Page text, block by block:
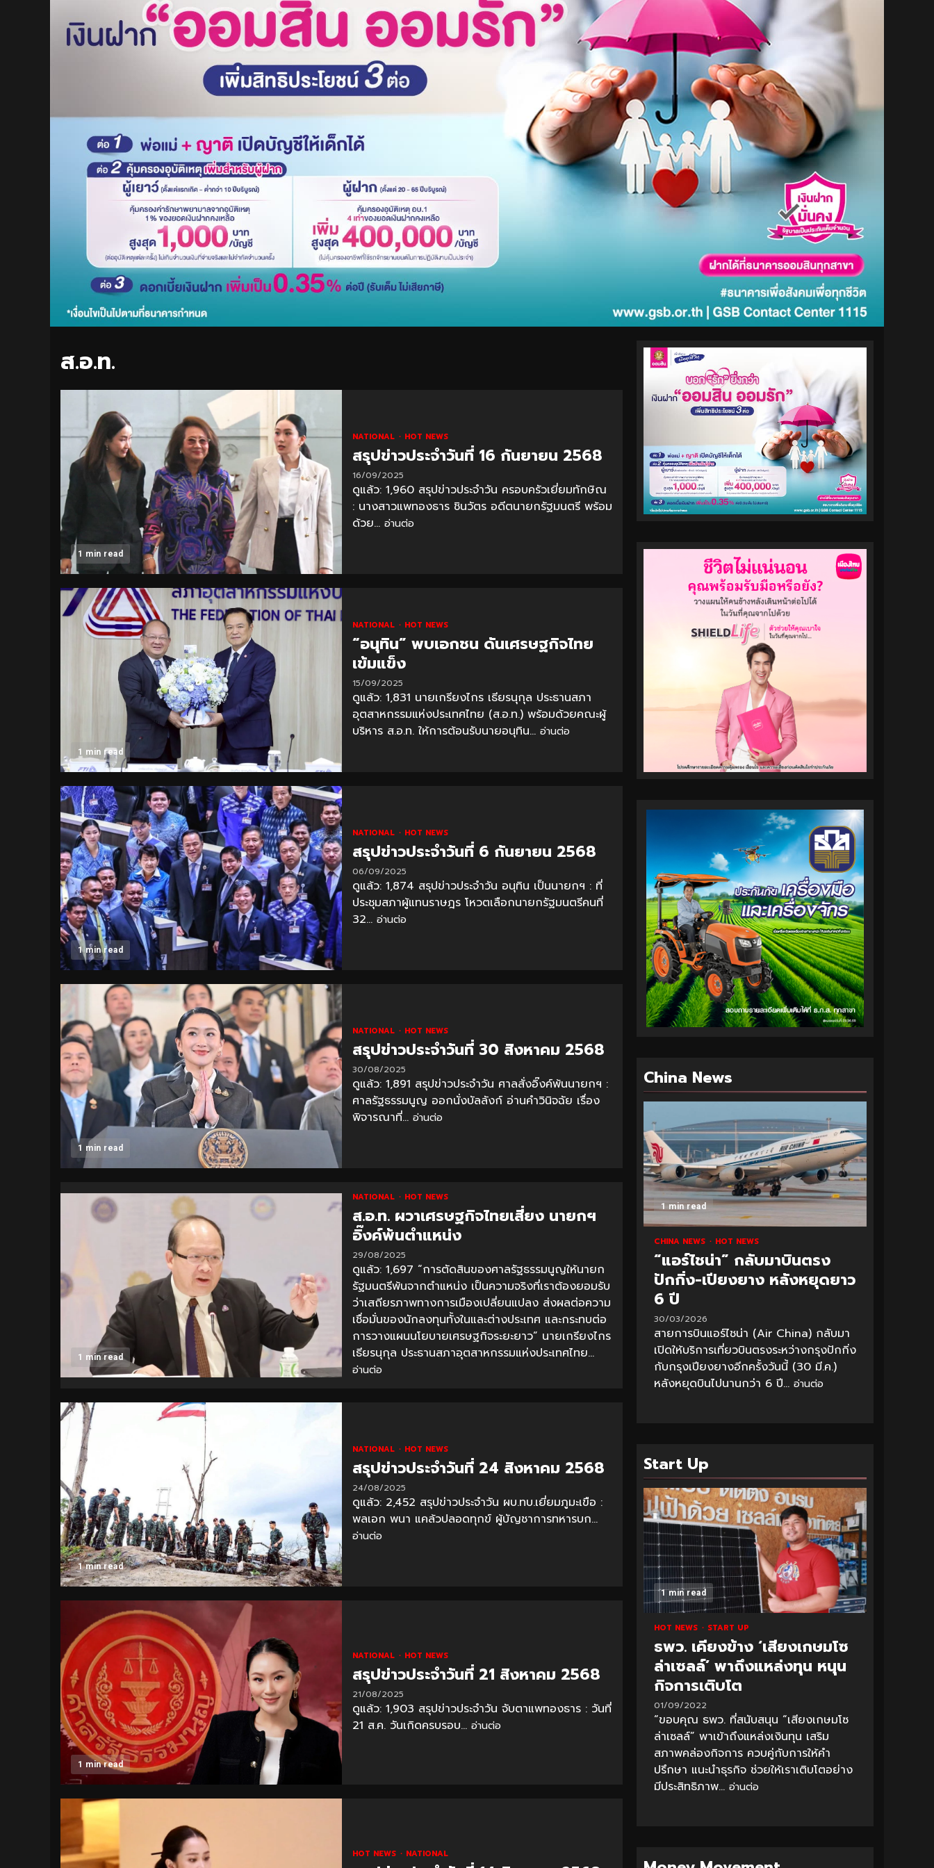
ส.อ.ท.
1 min read
NATIONAL HOT NEWS
สรุปข่าวประจำวันที่ 16 กันยายน 2568
16/09/2025
ดูแล้ว: 1,960 สรุปข่าวประจำวัน ครอบครัวเยี่ยมทักษิณ
: นางสาวแพทองธาร ชินวัตร อดีตนายกรัฐมนตรี พร้อม
ด้วย... อ่านต่อ
1 min read
NATIONAL HOT NEWS
“อนุทิน” พบเอกชน ดันเศรษฐกิจไทย
เข้มแข็ง
15/09/2025
ดูแล้ว: 1,831 นายเกรียงไกร เธียรนุกุล ประธานสภา
อุตสาหกรรมแห่งประเทศไทย (ส.อ.ท.) พร้อมด้วยคณะผู้
บริหาร ส.อ.ท. ให้การต้อนรับนายอนุทิน... อ่านต่อ
1 min read
NATIONAL HOT NEWS
สรุปข่าวประจำวันที่ 6 กันยายน 2568
06/09/2025
ดูแล้ว: 1,874 สรุปข่าวประจำวัน อนุทิน เป็นนายกฯ : ที่
ประชุมสภาผู้แทนราษฎร โหวตเลือกนายกรัฐมนตรีคนที่
32... อ่านต่อ
1 min read
NATIONAL HOT NEWS
สรุปข่าวประจำวันที่ 30 สิงหาคม 2568
30/08/2025
ดูแล้ว: 1,891 สรุปข่าวประจำวัน ศาลสั่งอิ๊งค์พ้นนายกฯ :
ศาลรัฐธรรมนูญ ออกนั่งบัลลังก์ อ่านคำวินิจฉัย เรื่อง
พิจารณาที่... อ่านต่อ
1 min read
NATIONAL HOT NEWS
ส.อ.ท. ผวาเศรษฐกิจไทยเสี่ยง นายกฯ
อิ๊งค์พ้นตำแหน่ง
29/08/2025
ดูแล้ว: 1,697 “การตัดสินของศาลรัฐธรรมนูญให้นายก
รัฐมนตรีพ้นจากตำแหน่ง เป็นความจริงที่เราต้องยอมรับ
ว่าเสถียรภาพทางการเมืองเปลี่ยนแปลง ส่งผลต่อความ
เชื่อมั่นของนักลงทุนทั้งในและต่างประเทศ และกระทบต่อ
การวางแผนนโยบายเศรษฐกิจระยะยาว” นายเกรียงไกร
เธียรนุกุล ประธานสภาอุตสาหกรรมแห่งประเทศไทย...
อ่านต่อ
1 min read
NATIONAL HOT NEWS
สรุปข่าวประจำวันที่ 24 สิงหาคม 2568
24/08/2025
ดูแล้ว: 2,452 สรุปข่าวประจำวัน ผบ.ทบ.เยี่ยมภูมะเขือ :
พลเอก พนา แคล้วปลอดทุกข์ ผู้บัญชาการทหารบก...
อ่านต่อ
1 min read
NATIONAL HOT NEWS
สรุปข่าวประจำวันที่ 21 สิงหาคม 2568
21/08/2025
ดูแล้ว: 1,903 สรุปข่าวประจำวัน จับตาแพทองธาร : วันที่
21 ส.ค. วันเกิดครบรอบ... อ่านต่อ
HOT NEWS NATIONAL
China News
1 min read
CHINA NEWS HOT NEWS
“แอร์ไชน่า” กลับมาบินตรง
ปักกิ่ง-เปียงยาง หลังหยุดยาว
6 ปี
30/03/2026
สายการบินแอร์ไชน่า (Air China) กลับมา
เปิดให้บริการเที่ยวบินตรงระหว่างกรุงปักกิ่ง
กับกรุงเปียงยางอีกครั้งวันนี้ (30 มี.ค.)
หลังหยุดบินไปนานกว่า 6 ปี... อ่านต่อ
Start Up
1 min read
HOT NEWS START UP
ธพว. เคียงข้าง ‘เสียงเกษมโซ
ล่าเซลล์’ พาถึงแหล่งทุน หนุน
กิจการเติบโต
01/09/2022
“ขอบคุณ ธพว. ที่สนับสนุน “เสียงเกษมโซ
ล่าเซลล์” พาเข้าถึงแหล่งเงินทุน เสริม
สภาพคล่องกิจการ ควบคู่กับการให้คำ
ปรึกษา แนะนำธุรกิจ ช่วยให้เราเติบโตอย่าง
มีประสิทธิภาพ... อ่านต่อ